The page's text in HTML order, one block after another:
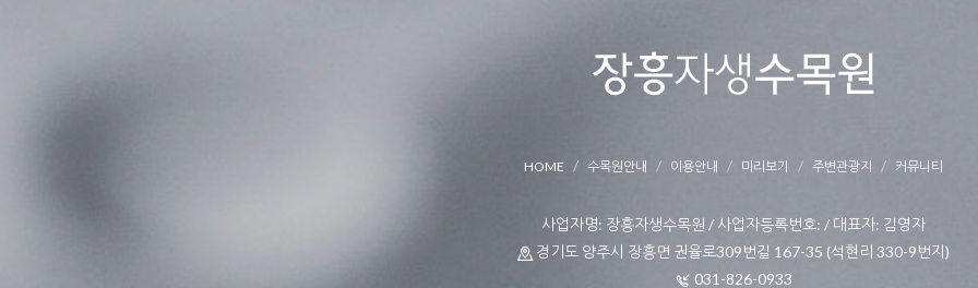
HOME 수목원안내 이용안내 미리보기 주변관광지 커뮤니티
사업자명: 장흥자생수목원 / 사업자등록번호: / 대표자: 김영자
경기도 양주시 장흥면 권율로309번길 167-35 (석현리 330-9번지)
031-826-0933